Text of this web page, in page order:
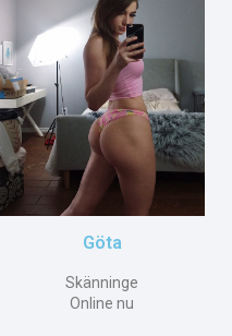
Göta
Skänninge
Online nu